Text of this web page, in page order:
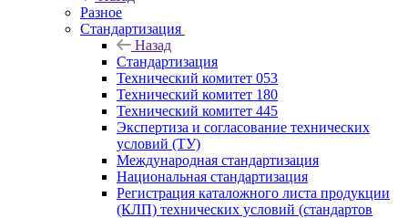
Разное
Стандартизация
Назад
Стандартизация
Технический комитет 053
Технический комитет 180
Технический комитет 445
Экспертиза и согласование технических
условий (ТУ)
Международная стандартизация
Национальная стандартизация
Регистрация каталожного листа продукции
(КЛП) технических условий (стандартов